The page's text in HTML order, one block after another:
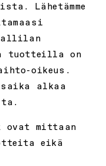
Lähetämme
tuotteilla on
oikeus.
alkaa
ovat mittaan
eikä